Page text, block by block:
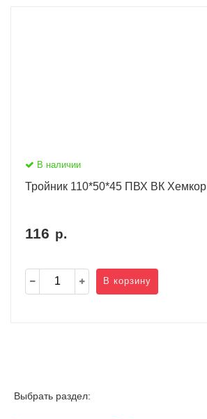
В наличии
Тройник 110*50*45 ПВХ ВК Хемкор
116 р.
В корзину
Выбрать раздел: